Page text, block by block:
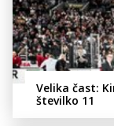
Velika čast:
številko 11